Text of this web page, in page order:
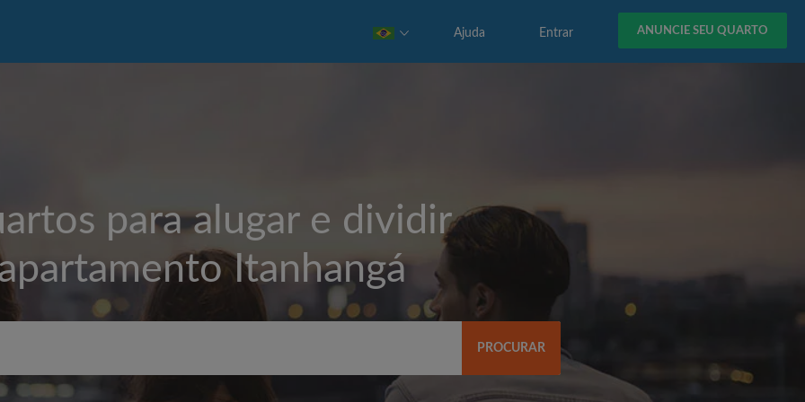
ANUNCIE SEU QUARTO
Entrar
Ajuda
para alugar e dividir
Itanhangá
PROCURAR
Aluguel máximo por mês (R$)